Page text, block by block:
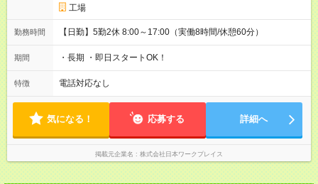
工場
勤務時間 【日勤】5勤2休 8:00～17:00（実働8時間/休憩60分）
期間 ・長期 ・即日スタートOK！
特徴 電話対応なし
気になる！ 応募する 詳細へ
掲載元企業名 株式会社日本ワークプレイス